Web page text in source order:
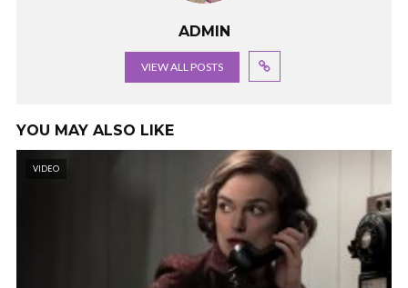
ADMIN
VIEW ALL POSTS
YOU MAY ALSO LIKE
VIDEO